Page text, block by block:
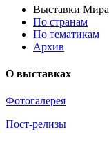
Выставки Мира
По странам
По тематикам
Архив
О выставках
Фотогалерея
Пост-релизы